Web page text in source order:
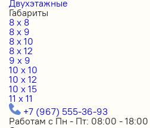
Двухэтажные
Габариты
8 x 8
8 x 9
8 x 10
8 x 12
9 x 9
10 x 10
10 x 12
10 x 15
11 x 11
+7 (967) 555-36-93
Работам с Пн - Пт: 08:00 - 18:00